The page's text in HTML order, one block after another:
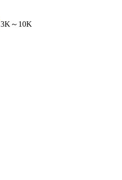
零食下午茶
3K～10K